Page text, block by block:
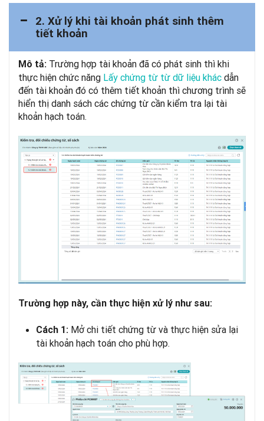
2. Xử lý khi tài khoản phát sinh thêm
tiết khoản
Mô tả: Trường hợp tài khoản đã có phát sinh thì khi
thực hiện chức năng Lấy chứng từ từ dữ liệu khác dẫn
đến tài khoản đó có thêm tiết khoản thì chương trình sẽ
hiển thị danh sách các chứng từ cần kiểm tra lại tài
khoản hạch toán.
Trường hợp này, cần thực hiện xử lý như sau:
Cách 1: Mở chi tiết chứng từ và thực hiện sửa lại
tài khoản hạch toán cho phù hợp.